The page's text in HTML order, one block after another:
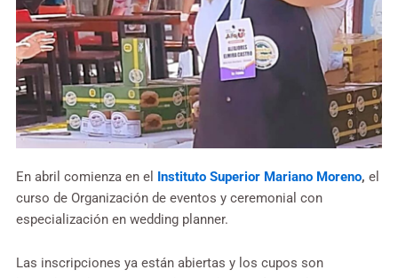
En abril comienza en el Instituto Superior Mariano Moreno, el
curso de Organización de eventos y ceremonial con
especialización en wedding planner.
Las inscripciones ya están abiertas y los cupos son